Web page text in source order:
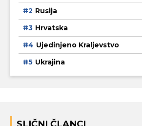
Rusija
Hrvatska
Ujedinjeno Kraljevstvo
Ukrajina
SLIČNI ČLANCI